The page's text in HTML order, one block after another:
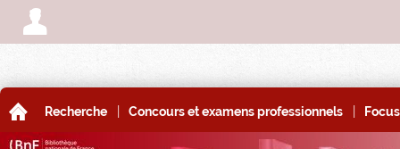
A
A Recherche | Concours et examens professionnels | Focus